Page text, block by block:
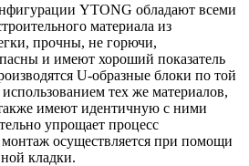
YTONG обладают всеми
материала из
прочны, не горючи,
и имеют хороший показатель
U-образные блоки по той
тех же материалов,
имеют идентичную с ними
упрощает процесс
монтаж осуществляется при помощи
кладки.